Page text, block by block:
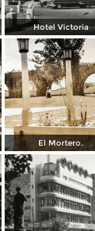
Hotel Victoria
El Mortero.